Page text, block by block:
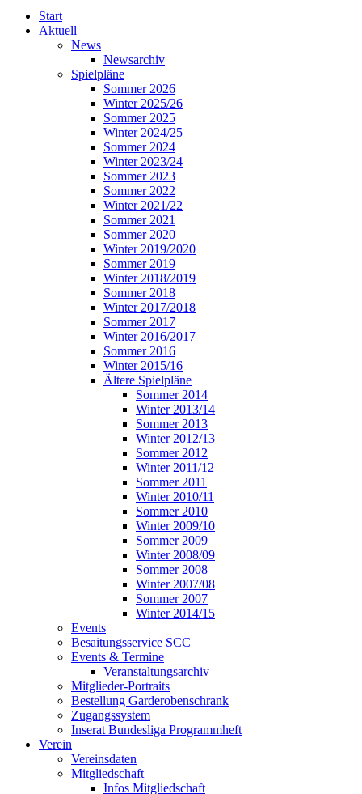
Start
Aktuell
News
Newsarchiv
Spielpläne
Sommer 2026
Winter 2025/26
Sommer 2025
Winter 2024/25
Sommer 2024
Winter 2023/24
Sommer 2023
Sommer 2022
Winter 2021/22
Sommer 2021
Sommer 2020
Winter 2019/2020
Sommer 2019
Winter 2018/2019
Sommer 2018
Winter 2017/2018
Sommer 2017
Winter 2016/2017
Sommer 2016
Winter 2015/16
Ältere Spielpläne
Sommer 2014
Winter 2013/14
Sommer 2013
Winter 2012/13
Sommer 2012
Winter 2011/12
Sommer 2011
Winter 2010/11
Sommer 2010
Winter 2009/10
Sommer 2009
Winter 2008/09
Sommer 2008
Winter 2007/08
Sommer 2007
Winter 2014/15
Events
Besaitungsservice SCC
Events & Termine
Veranstaltungsarchiv
Mitglieder-Portraits
Bestellung Garderobenschrank
Zugangssystem
Inserat Bundesliga Programmheft
Verein
Vereinsdaten
Mitgliedschaft
Infos Mitgliedschaft